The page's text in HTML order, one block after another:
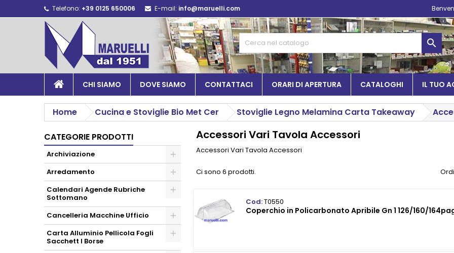
Telefono: +39 0125 650006 E-mail: info@maruelli.com

CHI SIAMO DOVE SIAMO CONTATTACI ORARI DI APERTURA CATALOGHI IL TUO
Home Cucina e Stoviglie Bio Met Cer Stoviglie Legno Melamina Carta Takeaway
CATEGORIE PRODOTTI
Archiviazione
Arredamento
Calendari Agende Rubriche
Sottomano
Cancelleria Macchine Ufficio
Carta Alluminio Pellicola Fogli
Sacchett I Borse
Accessori Vari Tavola Accessori
Accessori Vari Tavola Accessori
Ci sono 6 prodotti.
Cod:T0550
Coperchio in Policarbonato Apribile Gn 1 126/160/